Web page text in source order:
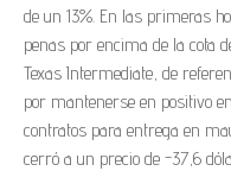
de un 13%. En las primeras
penas por encima de la cota
Texas Intermediate, de
por mantenerse en positivo
contratos para entrega en
cerró a un precio de -37,6